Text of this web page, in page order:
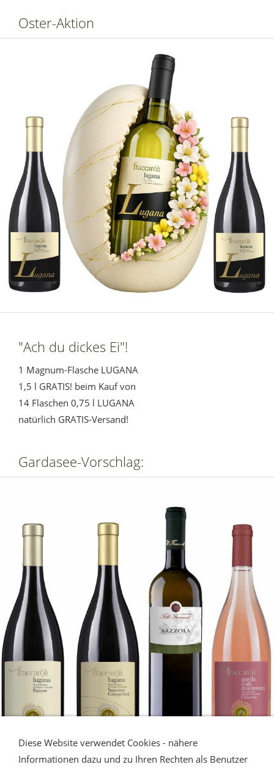
Oster-Aktion
"Ach du dickes Ei"!
1 Magnum-Flasche LUGANA
1,5 l GRATIS! beim Kauf von
14 Flaschen 0,75 l LUGANA
natürlich GRATIS-Versand!
Gardasee-Vorschlag:
Diese Website verwendet Cookies - nähere
Informationen dazu und zu Ihren Rechten als Benutzer